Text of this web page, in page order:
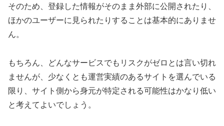
そのため、登録した情報がそのまま外部に公開されたり、
ほかのユーザーに見られたりすることは基本的にありませ
ん。
もちろん、どんなサービスでもリスクがゼロとは言い切れ
ませんが、少なくとも運営実績のあるサイトを選んでいる
限り、サイト側から身元が特定される可能性はかなり低い
と考えてよいでしょう。